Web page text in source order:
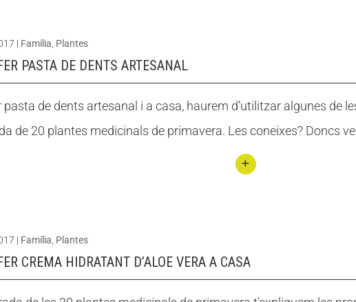
boss
etes
d’olor
amb
àtiqu
es
| Família Plantes
PASTA DE DENTS ARTESANAL
pasta de dents artesanal i a casa, haurem d’utilitzar algunes de
de 20 plantes medicinals de primavera. Les coneixes? Doncs
Com
| Família Plantes
CREMA HIDRATANT D’ALOE VERA A CASA